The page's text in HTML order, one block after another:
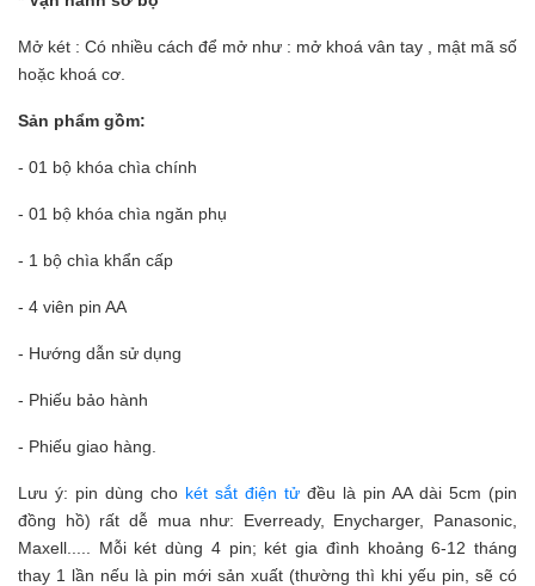
Mở két : Có nhiều cách để mở như : mở khoá vân tay , mật mã số
hoặc khoá cơ.
Sản phẩm gồm:
- 01 bộ khóa chìa chính
- 01 bộ khóa chìa ngăn phụ
- 1 bộ chìa khẩn cấp
- 4 viên pin AA
- Hướng dẫn sử dụng
- Phiếu bảo hành
- Phiếu giao hàng.
Lưu ý: pin dùng cho két sắt điện tử đều là pin AA dài 5cm (pin
đồng hồ) rất dễ mua như: Everready, Enycharger, Panasonic,
Maxell..... Mỗi két dùng 4 pin; két gia đình khoảng 6-12 tháng
thay 1 lần nếu là pin mới sản xuất (thường thì khi yếu pin, sẽ có